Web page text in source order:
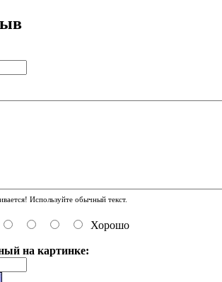
Используйте обычный текст.
Хорошо
на картинке: